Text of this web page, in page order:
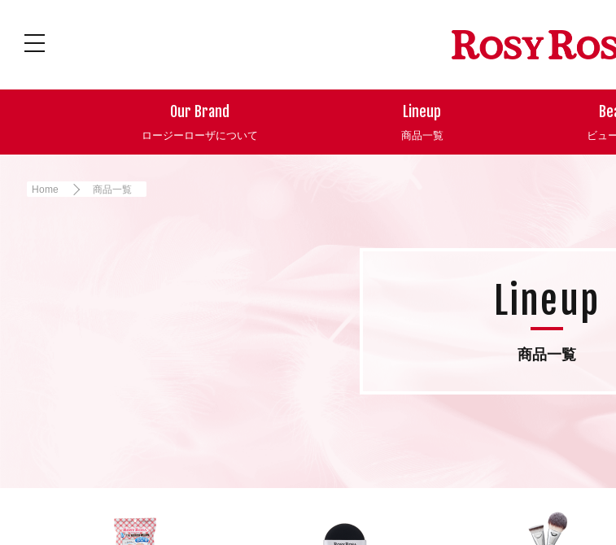
Our Brand
ロージーローザについて
Lineup
商品一覧 ビュ
Home 商品一覧
Lineup
商品一覧